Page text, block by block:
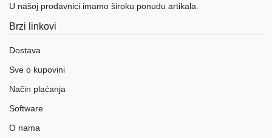
U našoj prodavnici imamo široku ponudu artikala.
Brzi linkovi
Dostava
Sve o kupovini
Način plaćanja
Software
O nama